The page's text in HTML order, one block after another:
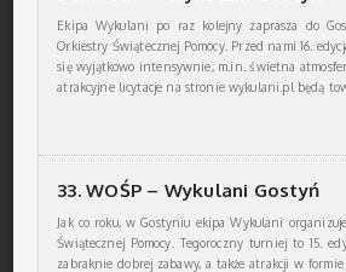
Ekipa Wykulani po raz kolejny zaprasza do
Orkiestry Świątecznej Pomocy. Przed nami 16.
się wyjątkowo intensywnie, m.in. świetna
atrakcyjne licytacje na stronie wykulani.pl będą
33. WOŚP – Wykulani Gostyń
Jak co roku, w Gostyniu ekipa Wykulani
Świątecznej Pomocy. Tegoroczny turniej to 15.
zabraknie dobrej zabawy, a także atrakcji w